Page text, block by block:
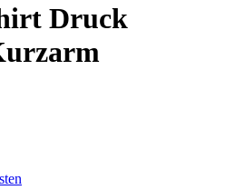
Druck